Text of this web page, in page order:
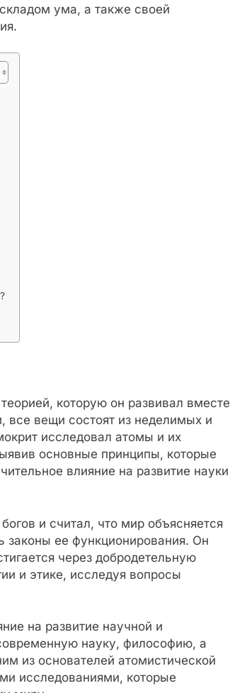
ума, а также своей
которую он развивал вместе
все вещи состоят из неделимых и
исследовал атомы и их
основные принципы, которые
влияние на развитие науки
и считал, что мир объясняется
законы ее функционирования. Он
через добродетельную
и этике, исследуя вопросы
на развитие научной и
науку, философию, а
из основателей атомистической
исследованиями, которые